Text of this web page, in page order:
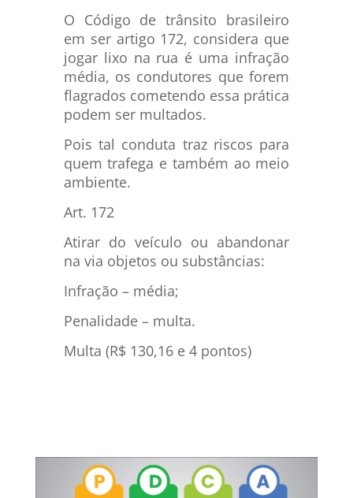
O Código de trânsito brasileiro
em ser artigo 172, considera que
jogar lixo na rua é uma infração
média, os condutores que forem
flagrados cometendo essa prática
podem ser multados.
Pois tal conduta traz riscos para
quem trafega e também ao meio
ambiente.
Art. 172
Atirar do veículo ou abandonar
na via objetos ou substâncias:
Infração – média;
Penalidade – multa.
Multa (R$ 130,16 e 4 pontos)